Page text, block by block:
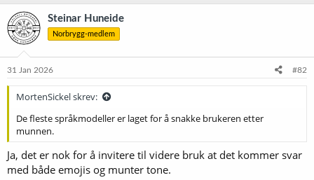
k
s
j
o
e
Steinar Huneide
Norbrygg-medlem
31 Jan 2026 #82
MortenSickel skrev:
De fleste språkmodeller er laget for å snakke brukeren etter
munnen.
Ja, det er nok for å invitere til videre bruk at det kommer svar
med både emojis og munter tone.